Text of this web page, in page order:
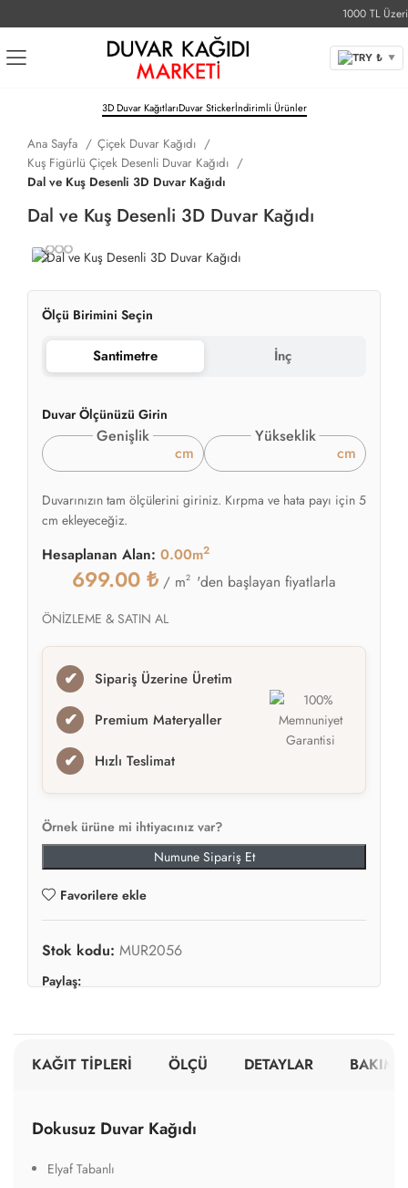
1000 TL Üzeri
TRY ₺ ▼
3D Duvar KağıtlarıDuvar Stickerİndirimli Ürünler
Ana Sayfa
Çiçek Duvar Kağıdı
Kuş Figürlü Çiçek Desenli Duvar Kağıdı
Dal ve Kuş Desenli 3D Duvar Kağıdı
Dal ve Kuş Desenli 3D Duvar Kağıdı
Ölçü Birimini Seçin
Santimetre İnç
Duvar Ölçünüzü Girin
Genişlik
cm
Yükseklik
cm
Duvarınızın tam ölçülerini giriniz. Kırpma ve hata payı için 5
cm ekleyeceğiz.
Hesaplanan Alan: 0.00m2
699.00 ₺ / m2 'den başlayan fiyatlarla
ÖNİZLEME & SATIN AL
✔ Sipariş Üzerine Üretim
✔ Premium Materyaller
✔ Hızlı Teslimat
Örnek ürüne mi ihtiyacınız var?
Numune Sipariş Et
Favorilere ekle
Stok kodu: MUR2056
Paylaş:
KAĞIT TİPLERİ ÖLÇÜ DETAYLAR BAKIM
Dokusuz Duvar Kağıdı
Elyaf Tabanlı